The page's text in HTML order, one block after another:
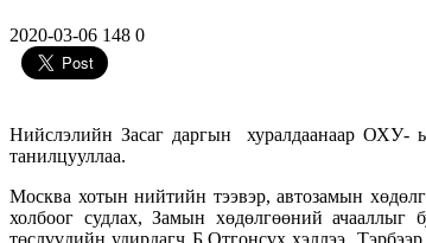
2020-03-06 148 0
Нийслэлийн Засаг даргын хуралдаанаар ОХУ-
танилцууллаа.
Москва хотын нийтийн тээвэр, автозамын
холбоог судлах, Замын хөдөлгөөний ачааллыг
төслүүдийн удирдагч Б.Отгонсүх хэллээ.